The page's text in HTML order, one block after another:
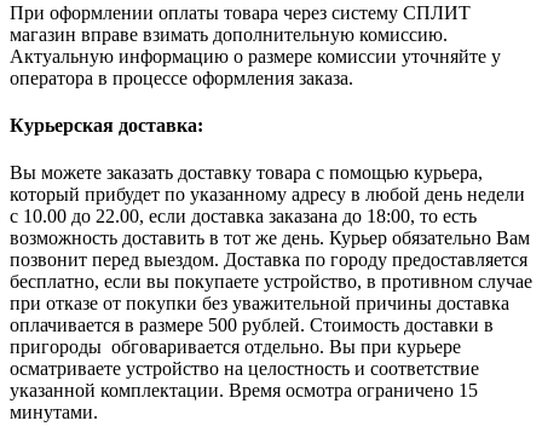
При оформлении оплаты товара через систему СПЛИТ
магазин вправе взимать дополнительную комиссию.
Актуальную информацию о размере комиссии уточняйте у
оператора в процессе оформления заказа.
Курьерская доставка:
Вы можете заказать доставку товара с помощью курьера,
который прибудет по указанному адресу в любой день недели
с 10.00 до 22.00, если доставка заказана до 18:00, то есть
возможность доставить в тот же день. Курьер обязательно Вам
позвонит перед выездом. Доставка по городу предоставляется
бесплатно, если вы покупаете устройство, в противном случае
при отказе от покупки без уважительной причины доставка
оплачивается в размере 500 рублей. Стоимость доставки в
пригороды обговаривается отдельно. Вы при курьере
осматриваете устройство на целостность и соответствие
указанной комплектации. Время осмотра ограничено 15
минутами.